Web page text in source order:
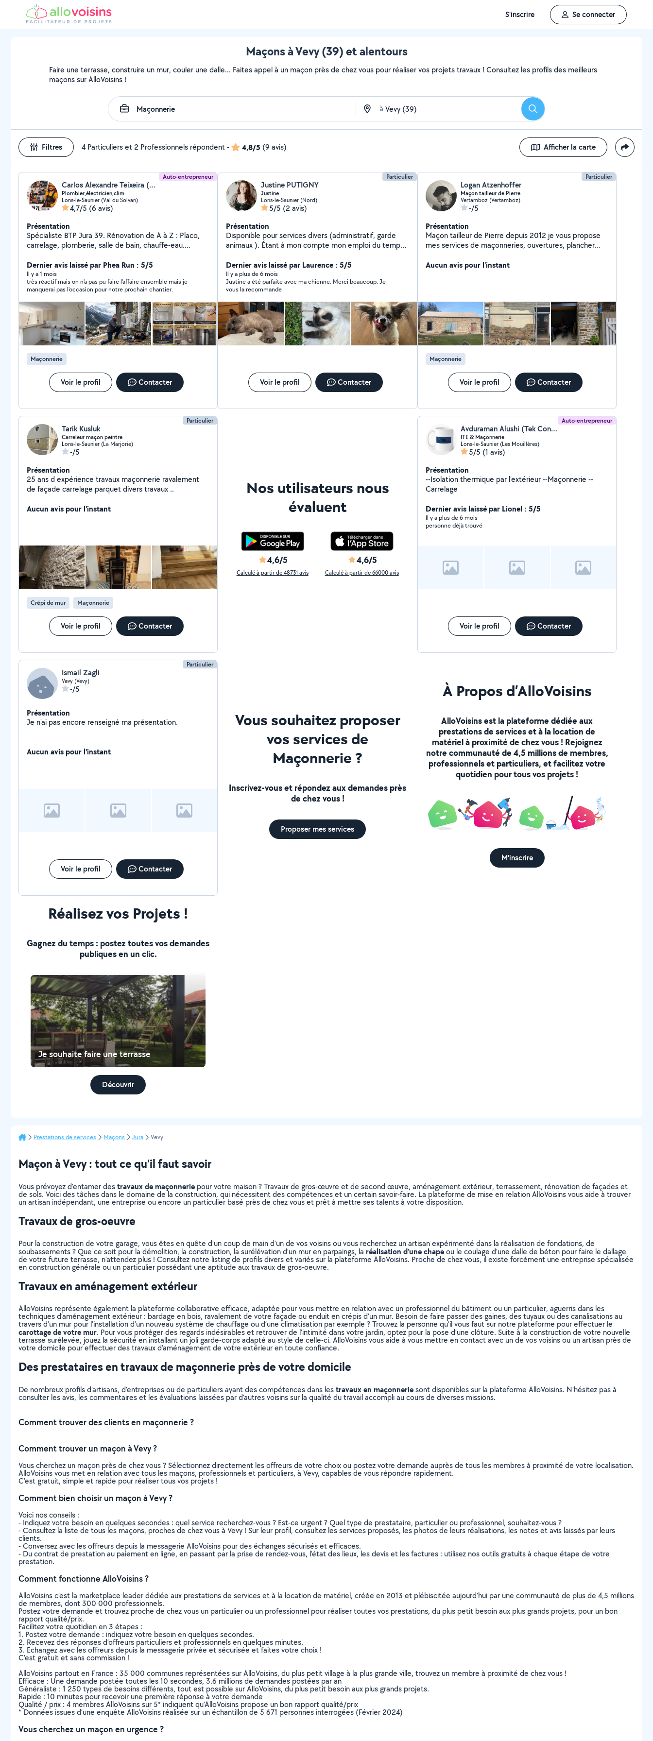
S'inscrire Se connecter
Maçons à Vevy (39) et alentours
Faire une terrasse, construire un mur, couler une dalle... Faites appel à un maçon près de chez vous pour réaliser vos projets travaux ! Consultez les profils des meilleurs
maçons sur AlloVoisins !
à Rechercher
Filtres 4 Particuliers et 2 Professionnels répondent- 4,8/5 (9 avis) Afficher la carte
Auto-entrepreneur
Carlos Alexandre Teixeira (RENOV' TOUT & TECHNIC CLIM)
Plombier,électricien,clim
Lons-le-Saunier (Val du Solvan)
4,7/5 (6 avis)
Présentation
Spécialiste BTP Jura 39. Rénovation de A à Z : Placo,
carrelage, plomberie, salle de bain, chauffe-eau.
l'installation d'équipements pompe à chaleur,
Climatisation performants. Travail soigné et de qualité
pour votre confort." Je intervient à 40km aux alentours
de Lons-le-Saunier 39000 pour toute demande
contactez par téléphone
Dernier avis laissé par Phea Run : 5/5
Il y a 1 mois
très réactif mais on n'a pas pu faire l'affaire ensemble mais je
manquerai pas l'occasion pour notre prochain chantier.
Maçonnerie
Voir le profil Contacter
Particulier
Justine PUTIGNY
Justine
Lons-le-Saunier (Nord)
5/5 (2 avis)
Présentation
Disponible pour services divers (administratif, garde
animaux ). Étant à mon compte mon emploi du temps
Dernier avis laissé par Laurence : 5/5
Il y a plus de 6 mois
Justine a été parfaite avec ma chienne. Merci beaucoup. Je
vous la recommande
Voir le profil Contacter
Particulier
Logan Atzenhoffer
Maçon tailleur de Pierre
Vertamboz (Vertamboz)
-/5
Présentation
Maçon tailleur de Pierre depuis 2012 je vous propose
mes services de maçonneries, ouvertures, plancher
Aucun avis pour l'instant
Maçonnerie
Voir le profil Contacter
Particulier
Tarik Kusluk
Carreleur maçon peintre
Lons-le-Saunier (La Marjorie)
-/5
Présentation
25 ans d expérience travaux maçonnerie ravalement
de façade carrelage parquet divers travaux ..
Aucun avis pour l'instant
Crépi de mur Maçonnerie
Voir le profil Contacter
Nos utilisateurs nous
évaluent
4,6/5
Calculé à partir de 48731 avis
4,6/5
Calculé à partir de 66000 avis
Auto-entrepreneur
Avduraman Alushi (Tek Construction)
ITE & Maçonnerie
Lons-le-Saunier (Les Mouillères)
5/5 (1 avis)
Présentation
--Isolation thermique par l'extérieur --Maçonnerie --
Carrelage
Dernier avis laissé par Lionel : 5/5
Il y a plus de 6 mois
personne déjà trouvé
Voir le profil Contacter
Particulier
Ismail Zagli
Vevy (Vevy)
-/5
Présentation
Je n'ai pas encore renseigné ma présentation.
Aucun avis pour l'instant
Voir le profil Contacter
Vous souhaitez proposer
vos services de
Maçonnerie ?
Inscrivez-vous et répondez aux demandes près
de chez vous !
Proposer mes services
À Propos d’AlloVoisins
AlloVoisins est la plateforme dédiée aux
prestations de services et à la location de
matériel à proximité de chez vous ! Rejoignez
notre communauté de 4,5 millions de membres,
professionnels et particuliers, et facilitez votre
quotidien pour tous vos projets !
M'inscrire
Réalisez vos Projets !
Gagnez du temps : postez toutes vos demandes
publiques en un clic.
Je souhaite faire une terrasse
Découvrir
Prestations de services Maçons Jura Vevy
Maçon à Vevy : tout ce qu’il faut savoir
Vous prévoyez d’entamer destravaux de maçonnerie pour votre maison ? Travaux de gros-œuvre et de second œuvre, aménagement extérieur, terrassement, rénovation de façades et
de sols. Voici des tâches dans le domaine de la construction, qui nécessitent des compétences et un certain savoir-faire. La plateforme de mise en relation AlloVoisins vous aide à trouver
un artisan indépendant, une entreprise ou encore un particulier basé près de chez vous et prêt à mettre ses talents à votre disposition.
Travaux de gros-oeuvre
Pour la construction de votre garage, vous êtes en quête d’un coup de main d’un de vos voisins ou vous recherchez un artisan expérimenté dans la réalisation de fondations, de
soubassements ? Que ce soit pour la démolition, la construction, la surélévation d’un mur en parpaings, la réalisation d’une chapeou le coulage d’une dalle de béton pour faire le dallage
de votre future terrasse, n’attendez plus ! Consultez notre listing de profils divers et variés sur la plateforme AlloVoisins. Proche de chez vous, il existe forcément une entreprise spécialisée
en construction générale ou un particulier possédant une aptitude aux travaux de gros-oeuvre.
Travaux en aménagement extérieur
AlloVoisins représente également la plateforme collaborative efficace, adaptée pour vous mettre en relation avec un professionnel du bâtiment ou un particulier, aguerris dans les
techniques d’aménagement extérieur : bardage en bois, ravalement de votre façade ou enduit en crépis d’un mur. Besoin de faire passer des gaines, des tuyaux ou des canalisations au
travers d’un mur pour l’installation d’un nouveau système de chauffage ou d’une climatisation par exemple ? Trouvez la personne qu’il vous faut sur notre plateforme pour effectuer le
carottage de votre mur. Pour vous protéger des regards indésirables et retrouver de l’intimité dans votre jardin, optez pour la pose d’une clôture. Suite à la construction de votre nouvelle
terrasse surélevée, jouez la sécurité en installant un joli garde-corps adapté au style de celle-ci. AlloVoisins vous aide à vous mettre en contact avec un de vos voisins ou un artisan près de
votre domicile pour effectuer des travaux d’aménagement de votre extérieur en toute confiance.
Des prestataires en travaux de maçonnerie près de votre domicile
De nombreux profils d’artisans, d’entreprises ou de particuliers ayant des compétences dans lestravaux en maçonneriesont disponibles sur la plateforme AlloVoisins. N’hésitez pas à
consulter les avis, les commentaires et les évaluations laissées par d’autres voisins sur la qualité du travail accompli au cours de diverses missions.
Comment trouver des clients en maçonnerie ?
Comment trouver un maçon à Vevy ?
Vous cherchez un maçon près de chez vous ? Sélectionnez directement les offreurs de votre choix ou postez votre demande auprès de tous les membres à proximité de votre localisation.
AlloVoisins vous met en relation avec tous les maçons, professionnels et particuliers, à Vevy, capables de vous répondre rapidement.
C’est gratuit, simple et rapide pour réaliser tous vos projets !
Comment bien choisir un maçon à Vevy ?
Voici nos conseils :
- Indiquez votre besoin en quelques secondes : quel service recherchez-vous ? Est-ce urgent ? Quel type de prestataire, particulier ou professionnel, souhaitez-vous ?
- Consultez la liste de tous les maçons, proches de chez vous à Vevy ! Sur leur profil, consultez les services proposés, les photos de leurs réalisations, les notes et avis laissés par leurs
clients.
- Conversez avec les offreurs depuis la messagerie AlloVoisins pour des échanges sécurisés et efficaces.
- Du contrat de prestation au paiement en ligne, en passant par la prise de rendez-vous, l’état des lieux, les devis et les factures : utilisez nos outils gratuits à chaque étape de votre
prestation.
Comment fonctionne AlloVoisins ?
AlloVoisins c’est la marketplace leader dédiée aux prestations de services et à la location de matériel, créée en 2013 et plébiscitée aujourd’hui par une communauté de plus de 4,5 millions
de membres, dont 300 000 professionnels.
Postez votre demande et trouvez proche de chez vous un particulier ou un professionnel pour réaliser toutes vos prestations, du plus petit besoin aux plus grands projets, pour un bon
rapport qualité/prix.
Facilitez votre quotidien en 3 étapes :
1. Postez votre demande : indiquez votre besoin en quelques secondes.
2. Recevez des réponses d’offreurs particuliers et professionnels en quelques minutes.
3. Echangez avec les offreurs depuis la messagerie privée et sécurisée et faites votre choix !
C’est gratuit et sans commission !
AlloVoisins partout en France : 35 000 communes représentées sur AlloVoisins, du plus petit village à la plus grande ville, trouvez un membre à proximité de chez vous !
Efficace : Une demande postée toutes les 10 secondes, 3.6 millions de demandes postées par an
Généraliste : 1 250 types de besoins différents, tout est possible sur AlloVoisins, du plus petit besoin aux plus grands projets.
Rapide : 10 minutes pour recevoir une première réponse à votre demande
Qualité / prix : 4 membres AlloVoisins sur 5* indiquent qu’AlloVoisins propose un bon rapport qualité/prix
* Données issues d’une enquête AlloVoisins réalisée sur un échantillon de 5 671 personnes interrogées (Février 2024)
Vous cherchez un maçon en urgence ?